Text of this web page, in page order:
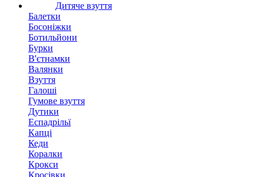
Дитяче взуття
Балетки
Босоніжки
Ботильйони
Бурки
В'єтнамки
Валянки
Взуття
Галоші
Гумове взуття
Дутики
Еспадрільї
Капці
Кеди
Коралки
Крокси
Кросівки